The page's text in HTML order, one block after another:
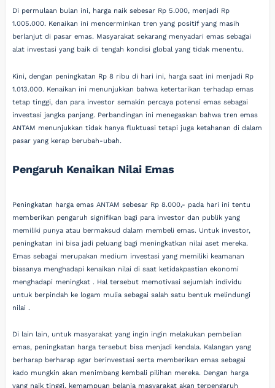
Di permulaan bulan ini, harga naik sebesar Rp 5.000, menjadi Rp
1.005.000. Kenaikan ini mencerminkan tren yang positif yang masih
berlanjut di pasar emas. Masyarakat sekarang menyadari emas sebagai
alat investasi yang baik di tengah kondisi global yang tidak menentu.
Kini, dengan peningkatan Rp 8 ribu di hari ini, harga saat ini menjadi Rp
1.013.000. Kenaikan ini menunjukkan bahwa ketertarikan terhadap emas
tetap tinggi, dan para investor semakin percaya potensi emas sebagai
investasi jangka panjang. Perbandingan ini menegaskan bahwa tren emas
ANTAM menunjukkan tidak hanya fluktuasi tetapi juga ketahanan di dalam
pasar yang kerap berubah-ubah.
Pengaruh Kenaikan Nilai Emas
Peningkatan harga emas ANTAM sebesar Rp 8.000,- pada hari ini tentu
memberikan pengaruh signifikan bagi para investor dan publik yang
memiliki punya atau bermaksud dalam membeli emas. Untuk investor,
peningkatan ini bisa jadi peluang bagi meningkatkan nilai aset mereka.
Emas sebagai merupakan medium investasi yang memiliki keamanan
biasanya menghadapi kenaikan nilai di saat ketidakpastian ekonomi
menghadapi meningkat . Hal tersebut memotivasi sejumlah individu
untuk berpindah ke logam mulia sebagai salah satu bentuk melindungi
nilai .
Di lain lain, untuk masyarakat yang ingin ingin melakukan pembelian
emas, peningkatan harga tersebut bisa menjadi kendala. Kalangan yang
berharap berharap agar berinvestasi serta memberikan emas sebagai
kado mungkin akan menimbang kembali pilihan mereka. Dengan harga
yang naik tinggi, kemampuan belanja masyarakat akan terpengaruh